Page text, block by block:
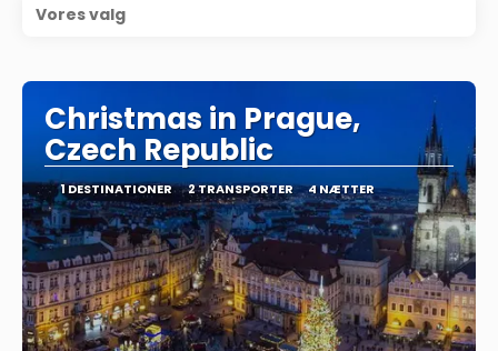
Vores valg
Christmas in Prague,
Czech Republic
1 DESTINATIONER 2 TRANSPORTER 4 NÆTTER